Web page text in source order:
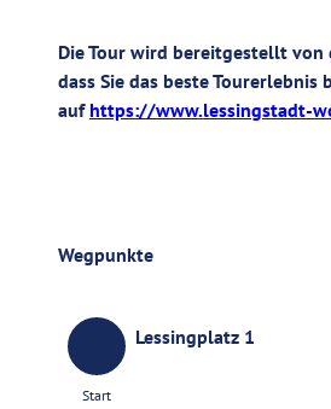
Die Tour wird bereitgestellt
dass Sie das beste
aufhttps://www.lessingstadt-
Wegpunkte
Start
Start
Lessingplatz 1